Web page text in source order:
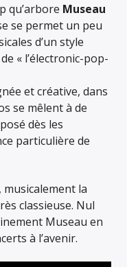
qu’arbore Museau
se permet un peu
d’un style
« l’électronic-pop-
et créative, dans
se mêlent à de
dès les
particulière de
musicalement la
classieuse. Nul
Museau en
à l’avenir.